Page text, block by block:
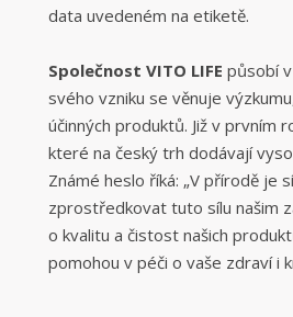
data uvedeném na etiketě.
Společnost VITO LIFE působí
svého vzniku se věnuje
účinných produktů. Již v prvním
které na český trh dodávají
Známé heslo říká: „V přírodě je
zprostředkovat tuto sílu našim
o kvalitu a čistost našich
pomohou v péči o vaše zdraví i